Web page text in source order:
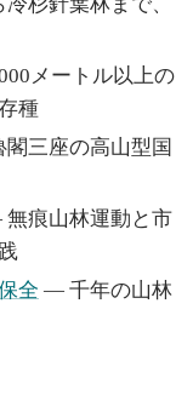
杉針葉林まで、
メートル以上の
種
三座の高山型国
痕山林運動と市
全 — 千年の山林